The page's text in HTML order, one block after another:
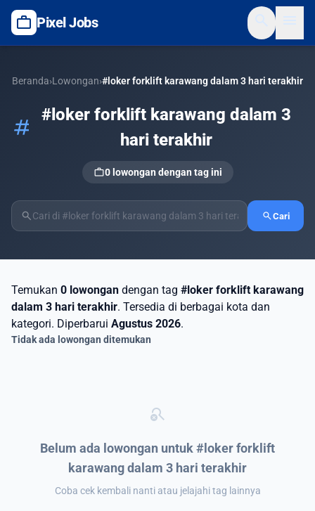
work Pixel Jobs
Beranda›Lowongan›#loker forklift karawang dalam 3 hari terakhir
tag
#loker forklift karawang dalam 3
hari terakhir
work0 lowongan dengan tag ini
search searchCari
Temukan 0 lowongan dengan tag #loker forklift karawang
dalam 3 hari terakhir. Tersedia di berbagai kota dan
kategori. Diperbarui Agustus 2026.
Tidak ada lowongan ditemukan
search_off
Belum ada lowongan untuk #loker forklift
karawang dalam 3 hari terakhir
Coba cek kembali nanti atau jelajahi tag lainnya